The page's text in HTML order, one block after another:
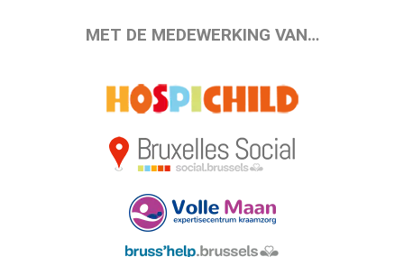
MET DE MEDEWERKING VAN…